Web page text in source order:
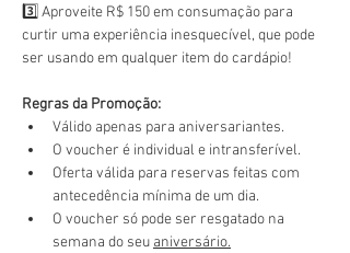
3️⃣ Aproveite R$ 150 em consumação para
curtir uma experiência inesquecível, que pode
ser usando em qualquer item do cardápio!
Regras da Promoção:
Válido apenas para aniversariantes.
O voucher é individual e intransferível.
Oferta válida para reservas feitas com
antecedência mínima de um dia.
O voucher só pode ser resgatado na
semana do seu aniversário.